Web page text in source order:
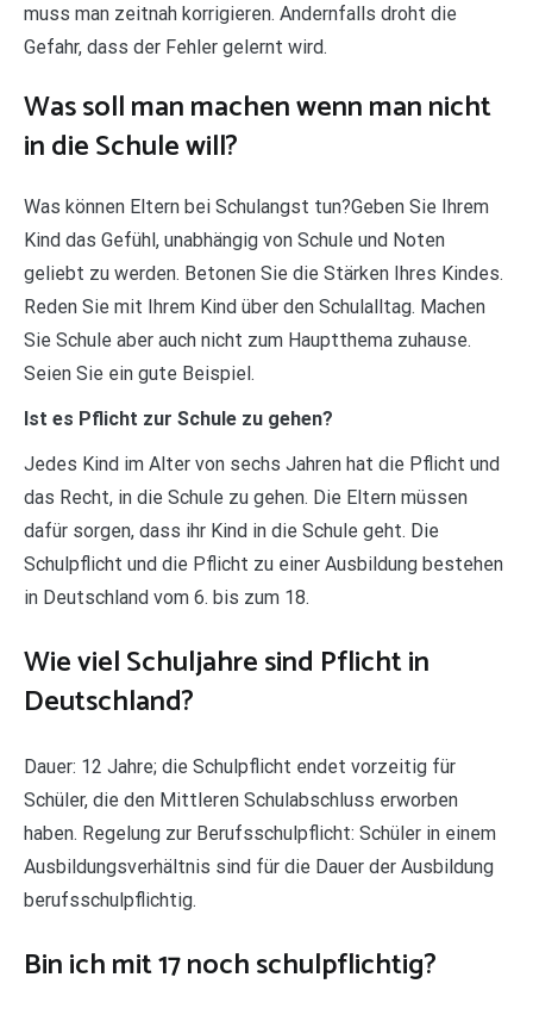
muss man zeitnah korrigieren. Andernfalls droht die
Gefahr, dass der Fehler gelernt wird.
Was soll man machen wenn man nicht
in die Schule will?
Was können Eltern bei Schulangst tun?Geben Sie Ihrem
Kind das Gefühl, unabhängig von Schule und Noten
geliebt zu werden. Betonen Sie die Stärken Ihres Kindes.
Reden Sie mit Ihrem Kind über den Schulalltag. Machen
Sie Schule aber auch nicht zum Hauptthema zuhause.
Seien Sie ein gute Beispiel.
Ist es Pflicht zur Schule zu gehen?
Jedes Kind im Alter von sechs Jahren hat die Pflicht und
das Recht, in die Schule zu gehen. Die Eltern müssen
dafür sorgen, dass ihr Kind in die Schule geht. Die
Schulpflicht und die Pflicht zu einer Ausbildung bestehen
in Deutschland vom 6. bis zum 18.
Wie viel Schuljahre sind Pflicht in
Deutschland?
Dauer: 12 Jahre; die Schulpflicht endet vorzeitig für
Schüler, die den Mittleren Schulabschluss erworben
haben. Regelung zur Berufsschulpflicht: Schüler in einem
Ausbildungsverhältnis sind für die Dauer der Ausbildung
berufsschulpflichtig.
Bin ich mit 17 noch schulpflichtig?